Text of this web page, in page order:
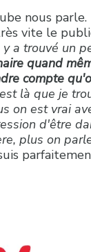
nous
vite le
a trouvé un
quand
compte
là que je
on est vrai
d'être
plus on